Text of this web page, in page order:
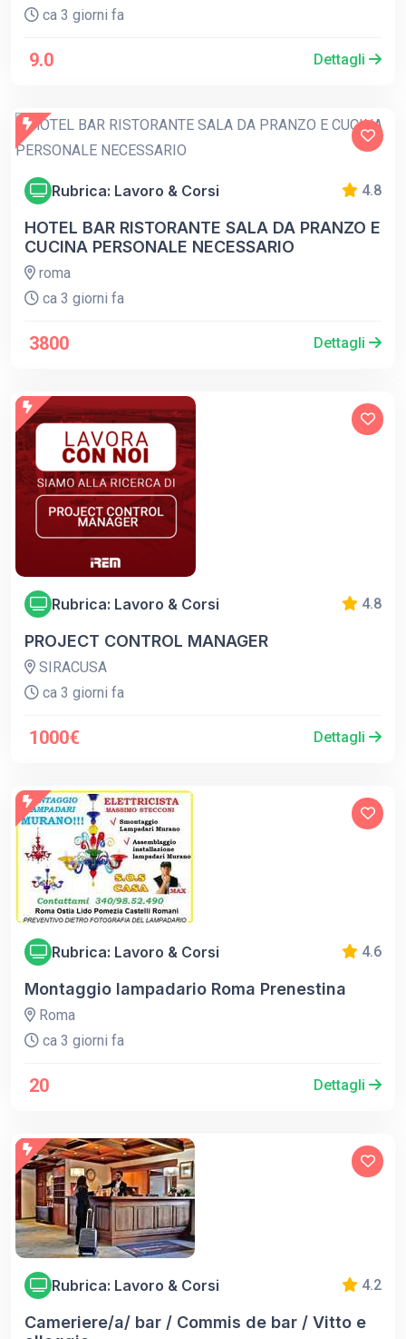
ca 3 giorni fa
9.0 Dettagli
Rubrica: Lavoro & Corsi 4.8
HOTEL BAR RISTORANTE SALA DA PRANZO E
CUCINA PERSONALE NECESSARIO
roma
ca 3 giorni fa
3800 Dettagli
Rubrica: Lavoro & Corsi 4.8
PROJECT CONTROL MANAGER
SIRACUSA
ca 3 giorni fa
1000€ Dettagli
Rubrica: Lavoro & Corsi 4.6
Montaggio lampadario Roma Prenestina
Roma
ca 3 giorni fa
20 Dettagli
Rubrica: Lavoro & Corsi 4.2
Cameriere/a/ bar / Commis de bar / Vitto e